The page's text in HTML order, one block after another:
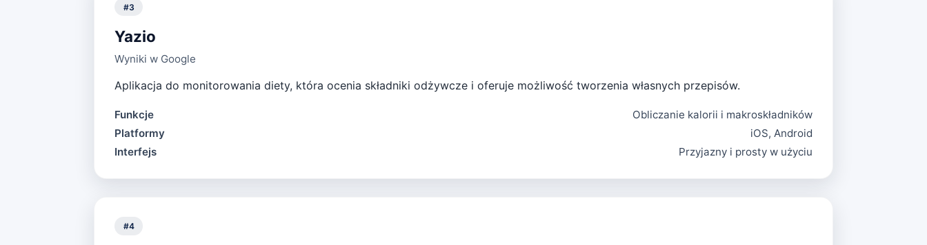
#3
Yazio
Wyniki w Google
Aplikacja do monitorowania diety, która ocenia składniki odżywcze i oferuje możliwość tworzenia własnych przepisów.
Funkcje
Obliczanie kalorii i makroskładników
Platformy
iOS, Android
Interfejs
Przyjazny i prosty w użyciu
#4